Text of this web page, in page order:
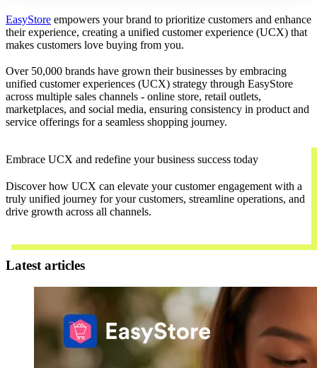
EasyStore empowers your brand to prioritize customers and enhance
their experience, creating a unified customer experience (UCX) that
makes customers love buying from you.
Over 50,000 brands have grown their businesses by embracing
unified customer experiences (UCX) strategy through EasyStore
across multiple sales channels - online store, retail outlets,
marketplaces, and social media, ensuring consistency in product and
service offerings for a seamless shopping journey.
Embrace UCX and redefine your business success today
Discover how UCX can elevate your customer engagement with a
truly unified journey for your customers, streamline operations, and
drive growth across all channels.
Latest articles